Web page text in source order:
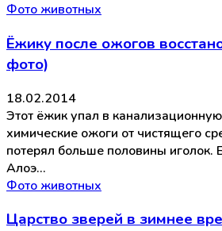
Фото животных
Ёжику после ожогов
фото)
18.02.2014
Этот ёжик упал в
химические ожоги от чистящего
потерял больше половины иголок.
Алоэ…
Фото животных
Царство зверей в зимнее